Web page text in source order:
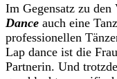
Im Gegensatz zu
Dance auch eine
professionellen
Lap dance ist die
Partnerin. Und